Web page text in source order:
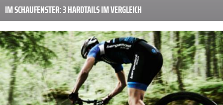
IM SCHAUFENSTER: 3 HARDTAILS IM VERGLEICH